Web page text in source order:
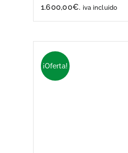
1.600,00€. iva incluido
¡Oferta!